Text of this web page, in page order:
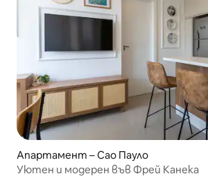
Апартамент – Сао Пауло
Уютен и модерен във Фрей Канека